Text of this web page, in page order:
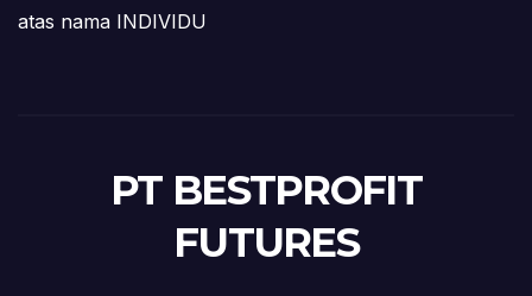
atas nama INDIVIDU
PT BESTPROFIT
FUTURES